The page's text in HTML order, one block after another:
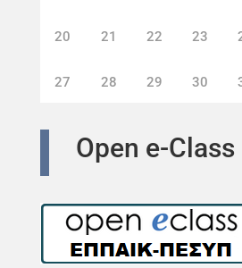
20 21 22 23
27 28 29 30
Open e-Class